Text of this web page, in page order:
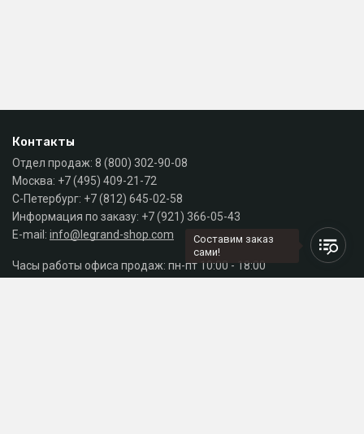
Контакты
Отдел продаж: 8 (800) 302-90-08
Москва: +7 (495) 409-21-72
С-Петербург: +7 (812) 645-02-58
Информация по заказу: +7 (921) 366-05-43
E-mail: info@legrand-shop.com
Часы работы офиса продаж: пн-пт 10:00 - 18:00
Составим заказ
сами!